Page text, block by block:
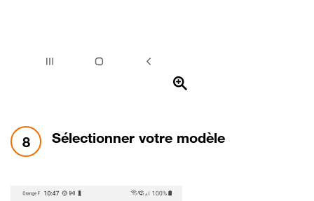
8 étape 8:
Sélectionner votre modèle